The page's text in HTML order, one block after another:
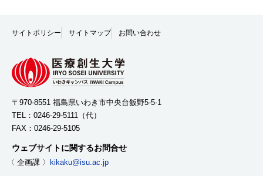
サイトポリシー サイトマップ お問い合わせ
〒970-8551 福島県いわき市中央台飯野5-5-1
TEL： 0246-29-5111 （代）
FAX：0246-29-5105
ウェブサイトに関するお問合せ
〈 企画課 〉 kikaku@isu.ac.jp